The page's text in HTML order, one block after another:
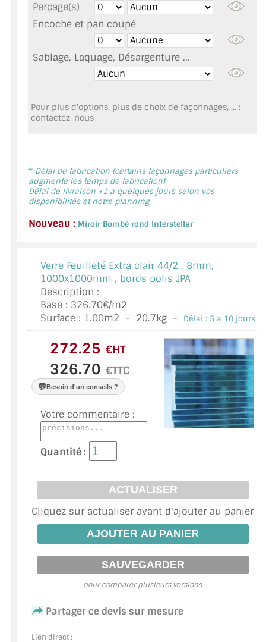
MIROIR VIEILLI
MIROIR DÉCORATIF DE COULEUR
LOTS DE MIROIRS EN MOZAÏQUE
MIROIR DE SALLE DE BAIN
MIROIR POUR SALLE DE SPORT
MIROIR POUR SALLE DE DANSE
MIROIR ENCADRÉ
VERRE SUR MESURE
VERRE EXTRACLAIR
PAROI DE DOUCHE
VERRE FEUILLETÉ
VERRE LAQUÉ/CRÉDENCE
VERRE FEUILLETÉ/TREMPÉ
DALLE DE SOL EN VERRE
PORTE EN VERRE
GARDE CORPS EN VERRE
VERRIÈRE TYPE ATELIER
VERRES TEXTURÉS
PLEXIGLAS PMMA
Perçage(s)
Encoche et pan coupé
Sablage, Laquage, Désargenture ...
Pour plus d'options, plus de choix de façonnages, ... :
contactez-nous
* Délai de fabrication (certains façonnages particuliers
augmente les temps de fabrication).
Délai de livraison +1 a quelques jours selon vos
disponibilités et notre planning.
Nouveau : Miroir Bombé rond Interstellar
Verre Feuilleté Extra clair 44/2 , 8mm,
1000x1000mm , bords polis JPA
Description :
Base : 326.70€/m2
Surface : 1.00m2 - 20.7kg - Délai : 5 a 10 jours *
€HT
€TTC
💬Besoin d'un conseils ?
Votre commentaire :
Quantité :
Cliquez sur actualiser avant d'ajouter au panier
pour comparer plusieurs versions
Partager ce devis sur mesure
Lien direct :